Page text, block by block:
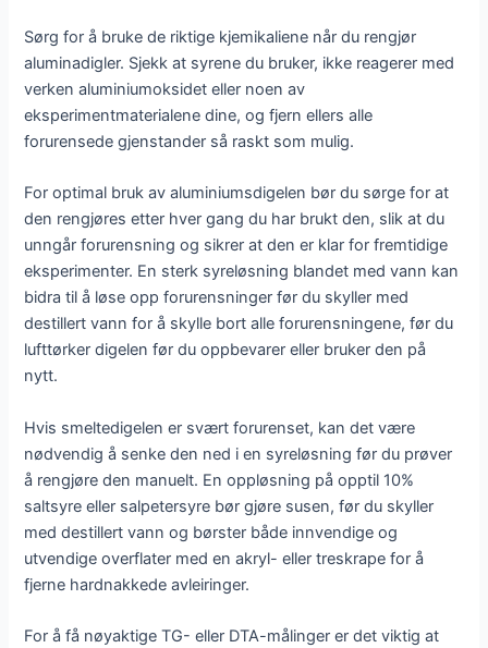
Sørg for å bruke de riktige kjemikaliene når du rengjør
aluminadigler. Sjekk at syrene du bruker, ikke reagerer med
verken aluminiumoksidet eller noen av
eksperimentmaterialene dine, og fjern ellers alle
forurensede gjenstander så raskt som mulig.
For optimal bruk av aluminiumsdigelen bør du sørge for at
den rengjøres etter hver gang du har brukt den, slik at du
unngår forurensning og sikrer at den er klar for fremtidige
eksperimenter. En sterk syreløsning blandet med vann kan
bidra til å løse opp forurensninger før du skyller med
destillert vann for å skylle bort alle forurensningene, før du
lufttørker digelen før du oppbevarer eller bruker den på
nytt.
Hvis smeltedigelen er svært forurenset, kan det være
nødvendig å senke den ned i en syreløsning før du prøver
å rengjøre den manuelt. En oppløsning på opptil 10%
saltsyre eller salpetersyre bør gjøre susen, før du skyller
med destillert vann og børster både innvendige og
utvendige overflater med en akryl- eller treskrape for å
fjerne hardnakkede avleiringer.
For å få nøyaktige TG- eller DTA-målinger er det viktig at